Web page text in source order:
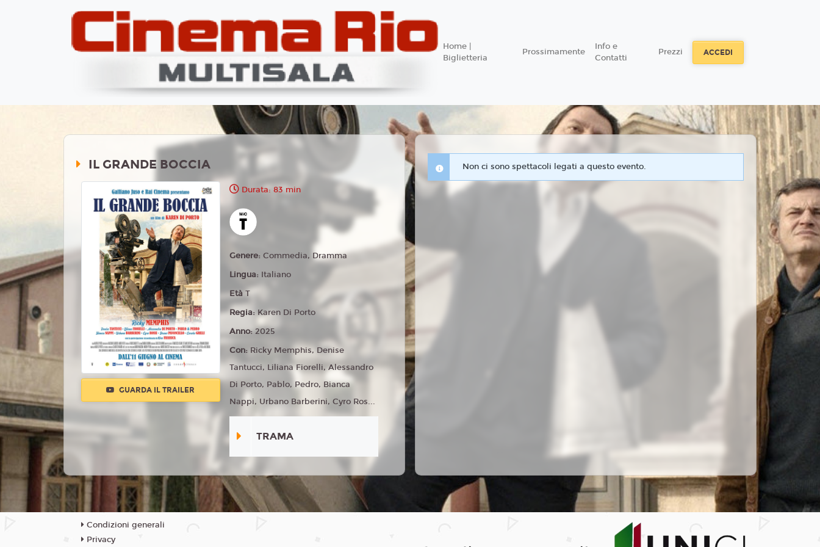
Home |
Biglietteria
Prossimamente
Info e
Contatti
Prezzi ACCEDI
IL GRANDE BOCCIA
GUARDA IL TRAILER
Durata: 83 min
Genere:Commedia, Dramma
Lingua: Italiano
EtàT
Regia: Karen Di Porto
Anno:2025
Con: Ricky Memphis, Denise
Tantucci, Liliana Fiorelli, Alessandro
Di Porto, Pablo, Pedro, Bianca
Nappi, Urbano Barberini, Cyro Ros...
TRAMA
Non ci sono spettacoli legati a questo evento.
Condizioni generali
Privacy